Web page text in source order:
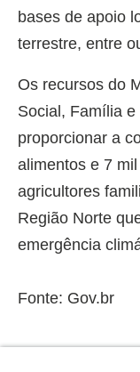
bases de apoio
terrestre, entre
Os recursos do
Social, Família
proporcionar a
alimentos e 7
agricultores
Região Norte
emergência
Fonte: Gov.br